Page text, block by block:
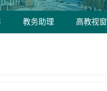
教务助理 高教视窗